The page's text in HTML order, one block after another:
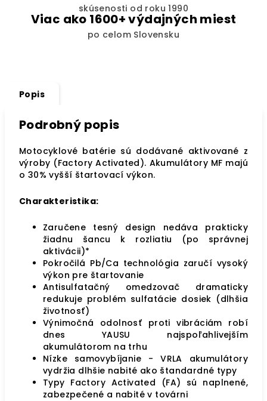
skúsenosti od roku 1990
Viac ako 1600+ výdajných miest
po celom Slovensku
Popis
Podrobný popis
Motocyklové batérie sú dodávané aktivované z
výroby (Factory Activated). Akumulátory MF majú
o 30% vyšší štartovací výkon.
Charakteristika:
Zaručene tesný design nedáva prakticky
žiadnu šancu k rozliatiu (po správnej
aktivácii)*
Pokročilá Pb/Ca technológia zaručí vysoký
výkon pre štartovanie
Antisulfatačný omedzovač dramaticky
redukuje problém sulfatácie dosiek (dlhšia
životnosť)
Výnimočná odolnosť proti vibráciám robí
dnes YAUSU najspoľahlivejším
akumulátorom na trhu
Nízke samovybíjanie - VRLA akumulátory
vydržia dlhšie nabité ako štandardné typy
Typy Factory Activated (FA) sú naplnené,
zabezpečené a nabité v továrni